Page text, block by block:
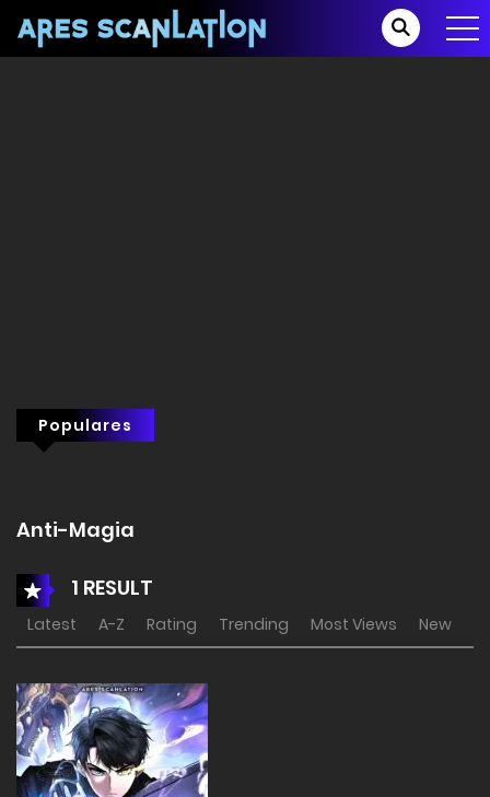
Populares
Anti-Magia
1 RESULT
Latest A-Z Rating Trending Most Views New